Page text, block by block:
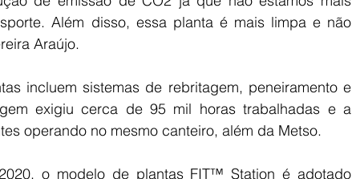
Além disso, essa planta é mais limpa e não
Araújo.
incluem sistemas de rebritagem, peneiramento e
exigiu cerca de 95 mil horas trabalhadas e a
operando no mesmo canteiro, além da Metso.
o modelo de plantas FIT™ Station é adotado